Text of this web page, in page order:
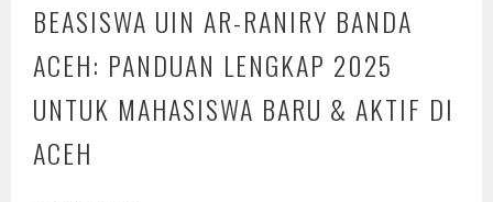
BEASISWA UIN AR-RANIRY BANDA
ACEH: PANDUAN LENGKAP 2025
UNTUK MAHASISWA BARU & AKTIF DI
ACEH